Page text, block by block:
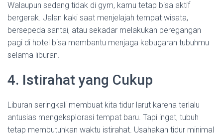
Walaupun sedang tidak di gym, kamu tetap bisa aktif
bergerak. Jalan kaki saat menjelajah tempat wisata,
bersepeda santai, atau sekadar melakukan peregangan
pagi di hotel bisa membantu menjaga kebugaran tubuhmu
selama liburan.
4. Istirahat yang Cukup
Liburan seringkali membuat kita tidur larut karena terlalu
antusias mengeksplorasi tempat baru. Tapi ingat, tubuh
tetap membutuhkan waktu istirahat. Usahakan tidur minimal